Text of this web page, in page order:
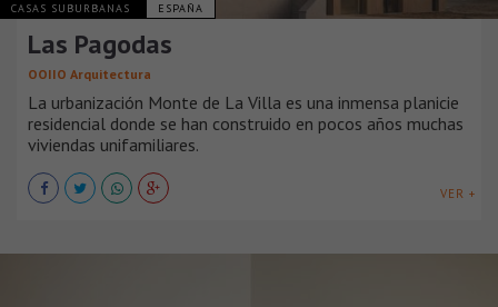
CASAS SUBURBANAS ESPAÑA
Las Pagodas
OOIIO Arquitectura
La urbanización Monte de La Villa es una inmensa planicie
residencial donde se han construido en pocos años muchas
viviendas unifamiliares.
VER +